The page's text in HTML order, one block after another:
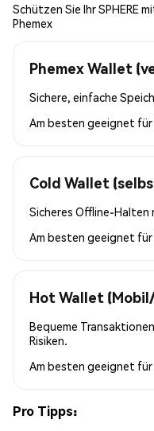
Schützen Sie Ihr SPHERE
Phemex
Phemex Wallet
Sichere, einfache
Am besten geeignet für
Cold Wallet
Sicheres Offline-Halten
Am besten geeignet für
Hot Wallet
Bequeme
Risiken.
Am besten geeignet für
Pro Tipps: